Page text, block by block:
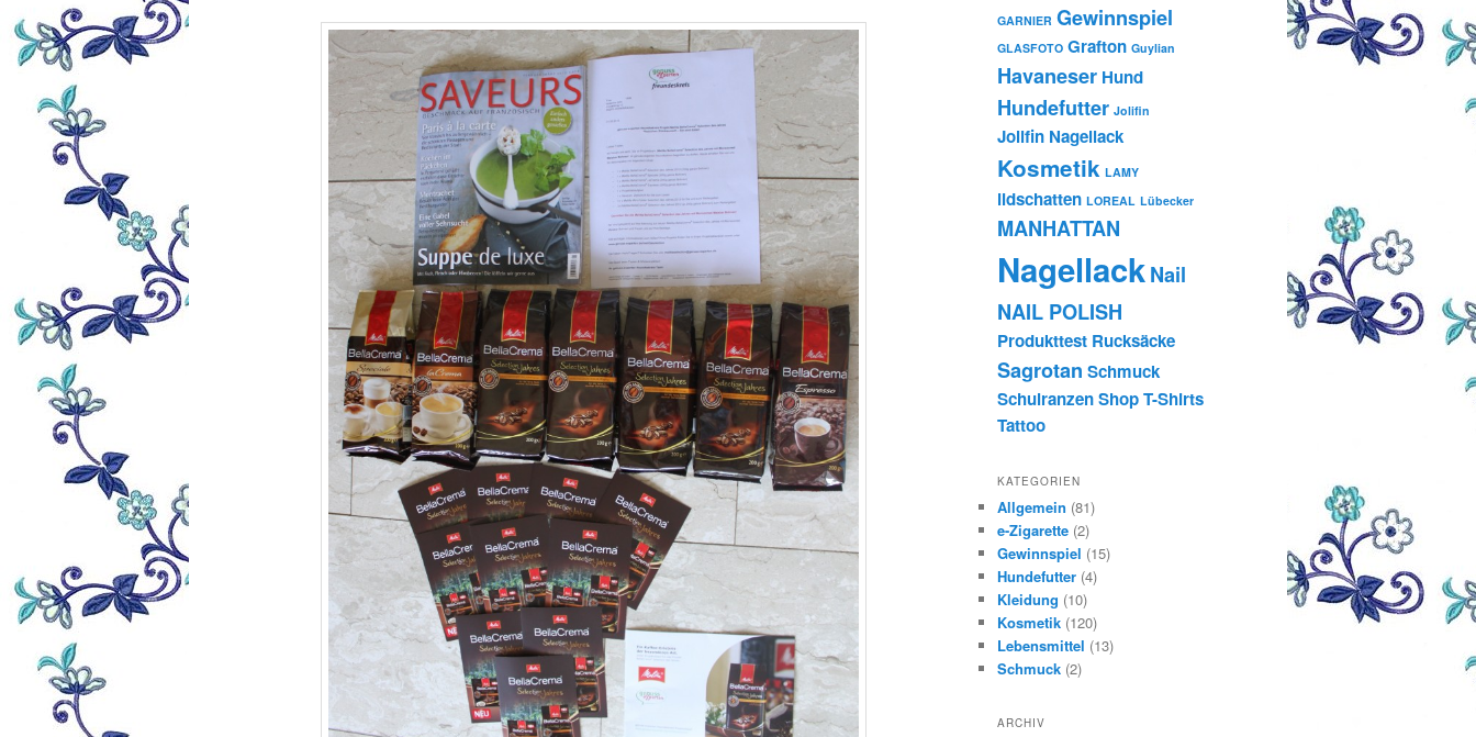
GARNIER Gewinnspiel
GLASFOTO Grafton Guylian
Havaneser Hund
Hundefutter Jolifin
Jolifin Nagellack
Kosmetik LAMY
lidschatten LOREAL Lübecker
MANHATTAN
NagellackNail
NAIL POLISH
Produkttest Rucksäcke
Sagrotan Schmuck
SchulranzenShopT-Shirts
Tattoo
KATEGORIEN
Allgemein (81)
e-Zigarette (2)
Gewinnspiel (15)
Hundefutter (4)
Kleidung (10)
Kosmetik (120)
Lebensmittel (13)
Schmuck (2)
ARCHIV